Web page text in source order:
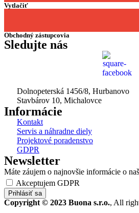
Vytlačiť
Obchodný zástupcovia
Sledujte nás
Dolnopeterská 1456/8, Hurbanovo
Stavbárov 10, Michalovce
Informácie
Kontakt
Servis a náhradne diely
Projektové poradenstvo
GDPR
Newsletter
Máte záujem o najnovšie informácie o
Akceptujem GDPR
Prihlásiť sa
Copyright © 2023 Buona s.r.o., All